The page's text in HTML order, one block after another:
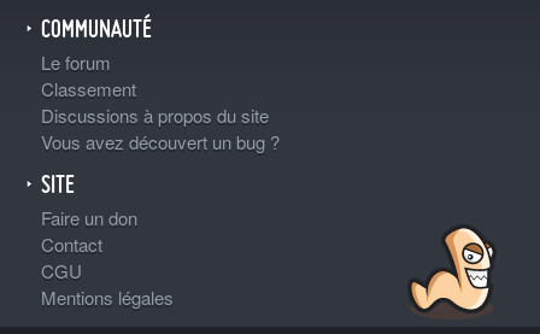
COMMUNAUTÉ
Le forum
Classement
Discussions à propos du site
Vous avez découvert un bug ?
SITE
Faire un don
Contact
CGU
Mentions légales